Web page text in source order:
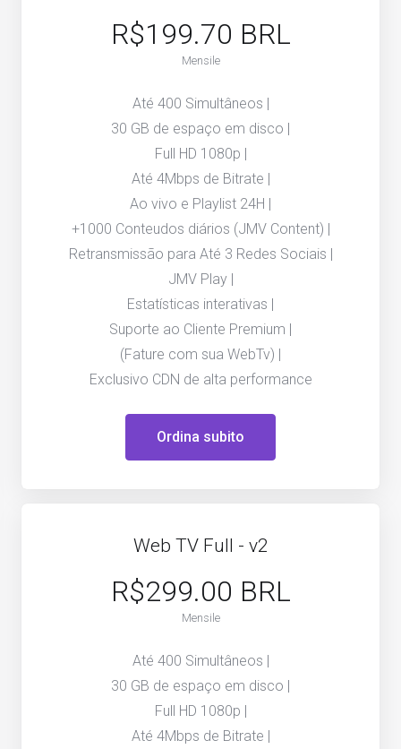
R$199.70 BRL
Mensile
Até 400 Simultâneos |
30 GB de espaço em disco |
Full HD 1080p |
Até 4Mbps de Bitrate |
Ao vivo e Playlist 24H |
+1000 Conteudos diários (JMV Content) |
Retransmissão para Até 3 Redes Sociais |
JMV Play |
Estatísticas interativas |
Suporte ao Cliente Premium |
(Fature com sua WebTv) |
Exclusivo CDN de alta performance
Ordina subito
Web TV Full - v2
R$299.00 BRL
Mensile
Até 400 Simultâneos |
30 GB de espaço em disco |
Full HD 1080p |
Até 4Mbps de Bitrate |